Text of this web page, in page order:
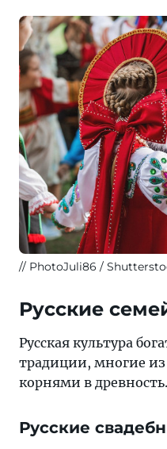
PhotoJuli86 /
Русские
Русская культура
традиции, многие
корнями в древность.
Русские